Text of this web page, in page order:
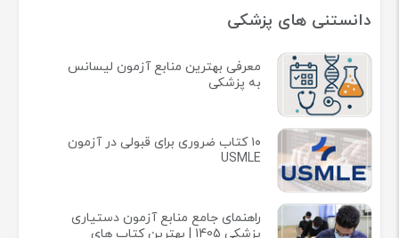
دانستنی های پزشکی
معرفی بهترین منابع آزمون لیسانس
به پزشکی
۱۰ کتاب ضروری برای قبولی در آزمون
USMLE
راهنمای جامع منابع آزمون دستیاری
پزشکی 1405 | بهترین کتاب های